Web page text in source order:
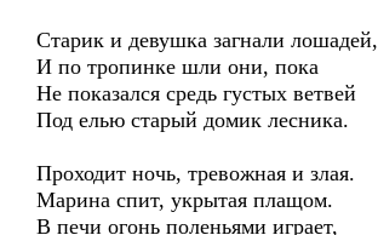
Старик и девушка загнали лошадей,
И по тропинке шли они, пока
Не показался средь густых ветвей
Под елью старый домик лесника.
Проходит ночь, тревожная и злая.
Марина спит, укрытая плащом.
В печи огонь поленьями играет,